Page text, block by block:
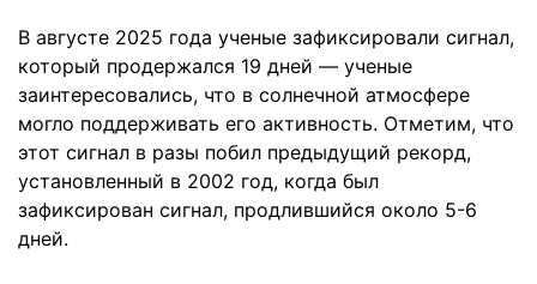
В августе 2025 года ученые зафиксировали сигнал,
который продержался 19 дней — ученые
заинтересовались, что в солнечной атмосфере
могло поддерживать его активность. Отметим, что
этот сигнал в разы побил предыдущий рекорд,
установленный в 2002 год, когда был
зафиксирован сигнал, продлившийся около 5-6
дней.